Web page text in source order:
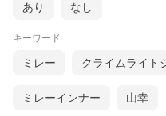
あり なし
キーワード
ミレー クライムライト
ミレーインナー 山幸